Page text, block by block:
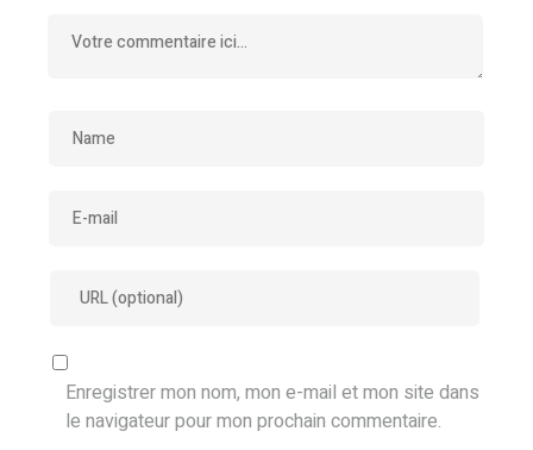
Enregistrer mon nom, mon e-mail et mon site dans
le navigateur pour mon prochain commentaire.